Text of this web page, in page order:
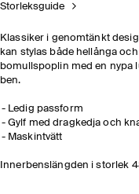
Storleksguide
Klassiker i genomtänkt
kan stylas både hellånga
bomullspoplin med en nypa
ben.
Ledig passform
Gylf med dragkedja och
Maskintvätt
Innerbenslängden i storlek